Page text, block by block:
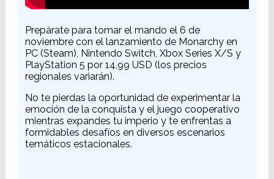
Prepárate para tomar el mando el 6 de
noviembre con el lanzamiento de Monarchy en
PC (Steam), Nintendo Switch, Xbox Series X/S y
PlayStation 5 por 14,99 USD (los precios
regionales variarán).
No te pierdas la oportunidad de experimentar la
emoción de la conquista y el juego cooperativo
mientras expandes tu imperio y te enfrentas a
formidables desafíos en diversos escenarios
temáticos estacionales.